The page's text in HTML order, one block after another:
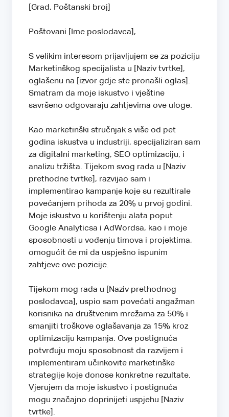
[Grad, Poštanski broj]
Poštovani [Ime poslodavca],
S velikim interesom prijavljujem se za poziciju
Marketinškog specijalista u [Naziv tvrtke],
oglašenu na [izvor gdje ste pronašli oglas].
Smatram da moje iskustvo i vještine
savršeno odgovaraju zahtjevima ove uloge.
Kao marketinški stručnjak s više od pet
godina iskustva u industriji, specijaliziran sam
za digitalni marketing, SEO optimizaciju, i
analizu tržišta. Tijekom svog rada u [Naziv
prethodne tvrtke], razvijao sam i
implementirao kampanje koje su rezultirale
povećanjem prihoda za 20% u prvoj godini.
Moje iskustvo u korištenju alata poput
Google Analyticsa i AdWordsa, kao i moje
sposobnosti u vođenju timova i projektima,
omogućit će mi da uspješno ispunim
zahtjeve ove pozicije.
Tijekom mog rada u [Naziv prethodnog
poslodavca], uspio sam povećati angažman
korisnika na društvenim mrežama za 50% i
smanjiti troškove oglašavanja za 15% kroz
optimizaciju kampanja. Ove postignuća
potvrđuju moju sposobnost da razvijem i
implementiram učinkovite marketinške
strategije koje donose konkretne rezultate.
Vjerujem da moje iskustvo i postignuća
mogu značajno doprinijeti uspjehu [Naziv
tvrtke].